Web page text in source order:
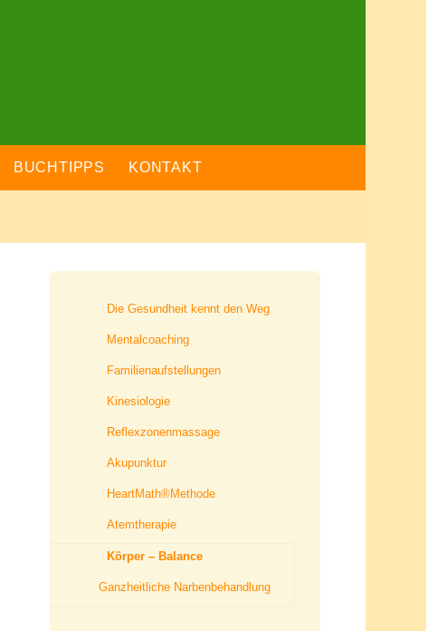
BUCHTIPPS KONTAKT
Die Gesundheit kennt den Weg
Mentalcoaching
Familienaufstellungen
Kinesiologie
Reflexzonenmassage
Akupunktur
HeartMath®Methode
Atemtherapie
Körper – Balance
Ganzheitliche Narbenbehandlung